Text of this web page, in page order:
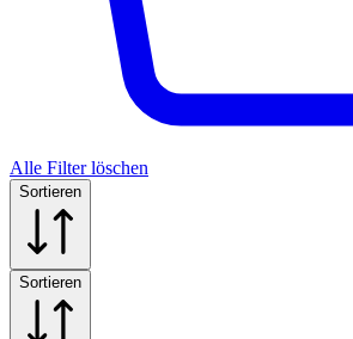
Alle Filter löschen
Sortieren
Sortieren